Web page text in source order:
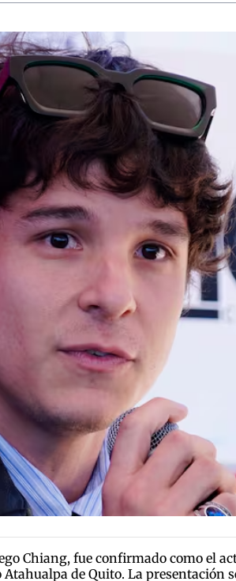
Chiang, fue confirmado como el
Atahualpa de Quito. La